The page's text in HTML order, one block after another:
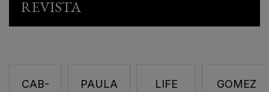
REVISTA
CAB-
PAULA
LIFE
GOMEZ